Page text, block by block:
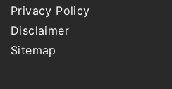
Privacy Policy
Disclaimer
Sitemap